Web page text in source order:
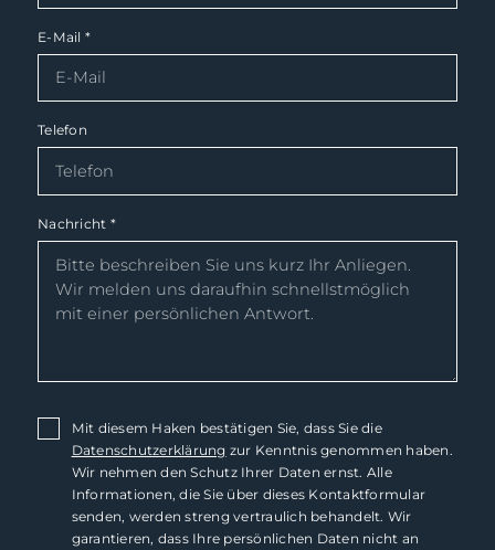
E-Mail *
Telefon
Nachricht *
Mit diesem Haken bestätigen Sie, dass Sie die
Datenschutzerklärung zur Kenntnis genommen haben.
Wir nehmen den Schutz Ihrer Daten ernst. Alle
Informationen, die Sie über dieses Kontaktformular
senden, werden streng vertraulich behandelt. Wir
garantieren, dass Ihre persönlichen Daten nicht an